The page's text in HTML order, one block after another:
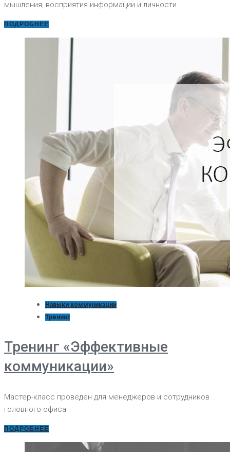
мышления, восприятия информации и личности
ПОДРОБНЕЕ
Навыки коммуникации
Тренинг
Тренинг «Эффективные
коммуникации»
Мастер-класс проведен для менеджеров и сотрудников
головного офиса
ПОДРОБНЕЕ